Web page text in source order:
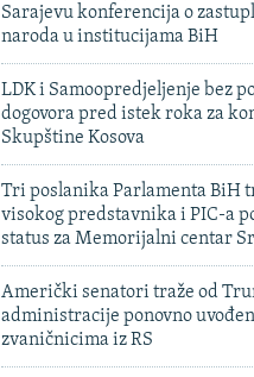
Sarajevu konferencija o
naroda u institucijama BiH
LDK i Samoopredjeljenje bez
dogovora pred istek roka za
Skupštine Kosova
Tri poslanika Parlamenta BiH
visokog predstavnika i PIC-a
status za Memorijalni centar
Američki senatori traže od
administracije ponovno
zvaničnicima iz RS